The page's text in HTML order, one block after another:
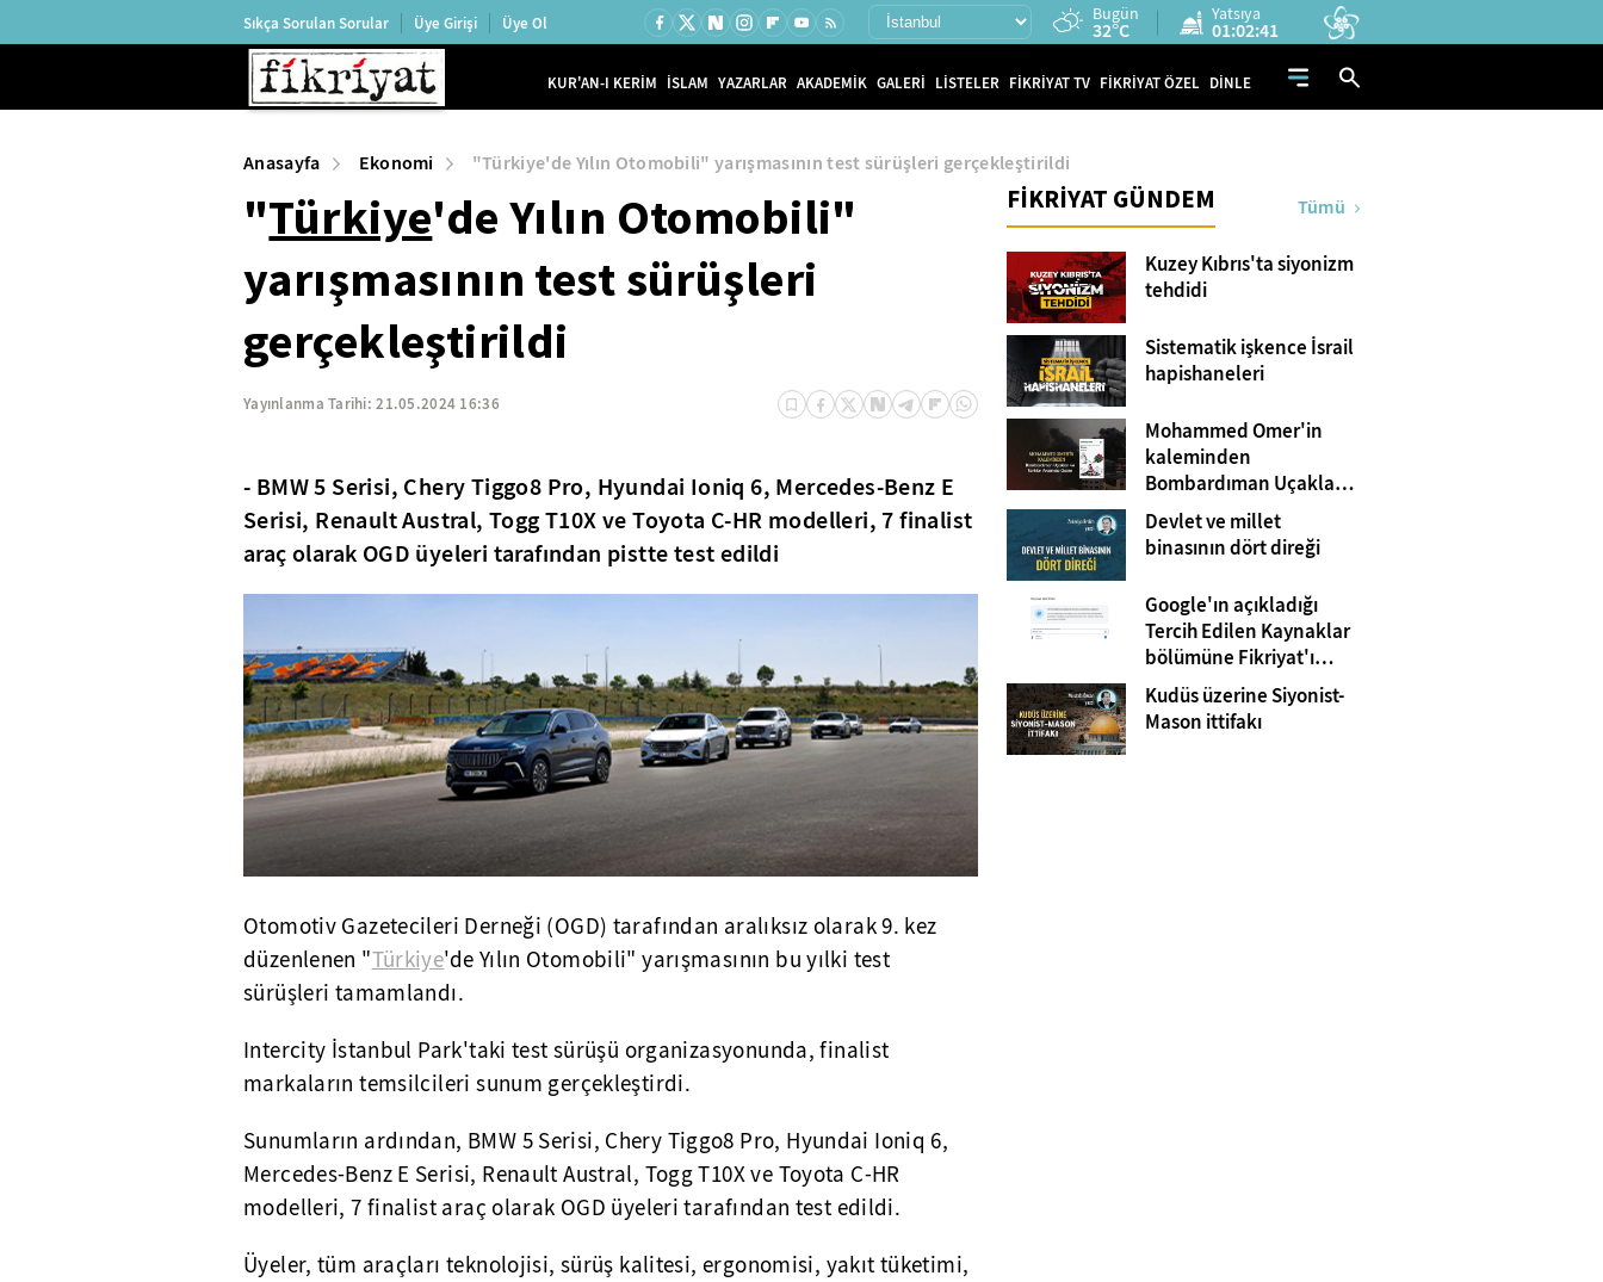
Sıkça Sorulan Sorular Üye Girişi Üye Ol Bugün
32°C
Yatsıya
01:02:40
KUR'AN-I KERİM İSLAM YAZARLAR AKADEMİK GALERİ LİSTELER FİKRİYAT TV FİKRİYAT ÖZEL DİNLE
Anasayfa Ekonomi "Türkiye'de Yılın Otomobili" yarışmasının test sürüşleri gerçekleştirildi
"Türkiye'de Yılın Otomobili"
yarışmasının test sürüşleri
gerçekleştirildi
Yayınlanma Tarihi:21.05.2024 16:36
- BMW 5 Serisi, Chery Tiggo8 Pro, Hyundai Ioniq 6, Mercedes-Benz E
Serisi, Renault Austral, Togg T10X ve Toyota C-HR modelleri, 7 finalist
araç olarak OGD üyeleri tarafından pistte test edildi
Otomotiv Gazetecileri Derneği (OGD) tarafından aralıksız olarak 9. kez
düzenlenen "Türkiye'de Yılın Otomobili" yarışmasının bu yılki test
sürüşleri tamamlandı.
Intercity İstanbul Park'taki test sürüşü organizasyonunda, finalist
markaların temsilcileri sunum gerçekleştirdi.
Sunumların ardından, BMW 5 Serisi, Chery Tiggo8 Pro, Hyundai Ioniq 6,
Mercedes-Benz E Serisi, Renault Austral, Togg T10X ve Toyota C-HR
modelleri, 7 finalist araç olarak OGD üyeleri tarafından test edildi.
Üyeler, tüm araçları teknolojisi, sürüş kalitesi, ergonomisi, yakıt tüketimi,
FİKRİYAT GÜNDEM Tümü
Kuzey Kıbrıs'ta siyonizm
tehdidi
Sistematik işkence İsrail
hapishaneleri
Mohammed Omer'in
kaleminden
Bombardıman Uçakları
ve Tanklar Arasında
Gazze
Devlet ve millet
binasının dört direği
Google'ın açıkladığı
Tercih Edilen Kaynaklar
bölümüne Fikriyat'ı
eklemeyi unutmayın!
Kudüs üzerine Siyonist-
Mason ittifakı